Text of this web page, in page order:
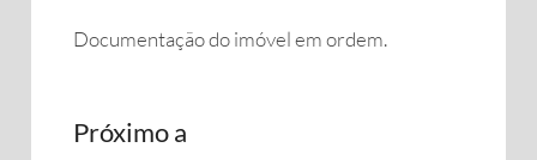
Documentação do imóvel em ordem.
Próximo a